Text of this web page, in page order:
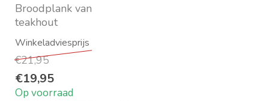
Broodplank van
teakhout
afm: 2x37x24 cm en
2x37x26 cm
DTP-Interiors
€21,95
€19,95
Op voorraad